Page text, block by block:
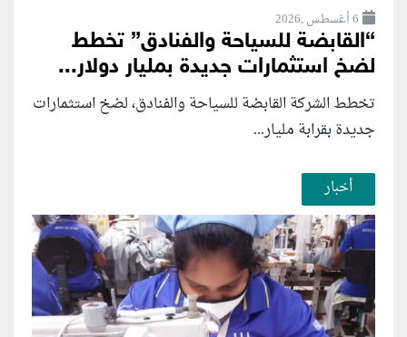
6 أغسطس ,2026
“القابضة للسياحة والفنادق” تخطط
لضخ استثمارات جديدة بمليار دولار...
تخطط الشركة القابضة للسياحة والفنادق، لضخ استثمارات
جديدة بقرابة مليار...
أخبار